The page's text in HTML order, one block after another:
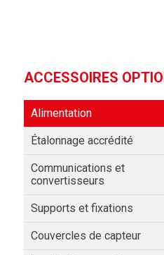
ACCESSOIRES
Alimentation
Étalonnage accrédité
Communications et
convertisseurs
Supports et fixations
Couvercles de capteur